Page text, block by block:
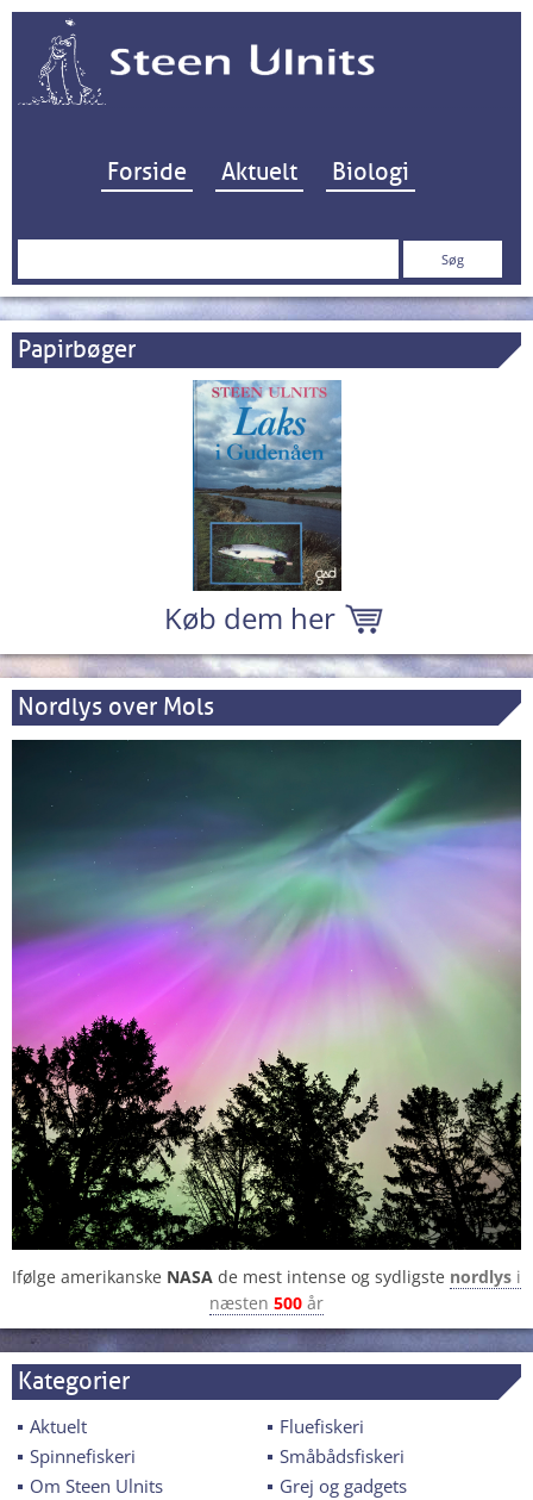
Hop til indhold
Forside Aktuelt Biologi
Søg
Papirbøger
Køb dem her
Nordlys over Mols
Ifølge amerikanske NASA de mest intense og sydligste nordlys i
næsten 500 år
Kategorier
Aktuelt
Fluefiskeri
Spinnefiskeri
Småbådsfiskeri
Om Steen Ulnits
Grej og gadgets